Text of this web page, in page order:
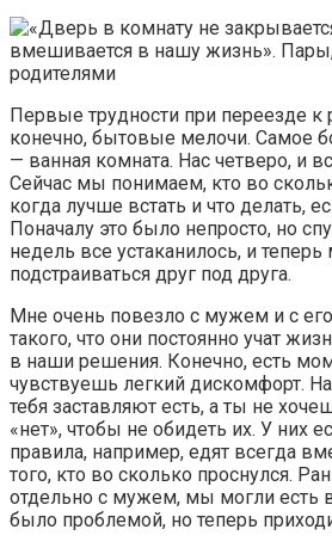
Первые трудности при переезде к
конечно, бытовые мелочи. Самое
— ванная комната. Нас четверо, и
Сейчас мы понимаем, кто во
когда лучше встать и что делать,
Поначалу это было непросто, но
недель все устаканилось, и
подстраиваться друг под друга.
Мне очень повезло с мужем и с
такого, что они постоянно учат
в наши решения. Конечно, есть
чувствуешь легкий дискомфорт.
тебя заставляют есть, а ты не
«нет», чтобы не обидеть их. У них
правила, например, едят всегда
того, кто во сколько проснулся.
отдельно с мужем, мы могли есть
было проблемой, но теперь